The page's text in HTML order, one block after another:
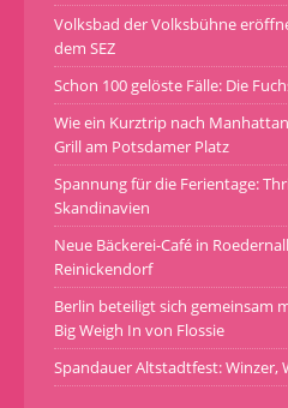
Volksbad der Volksbühne
dem SEZ
Schon 100 gelöste Fälle: Die
Wie ein Kurztrip nach
Grill am Potsdamer Platz
Spannung für die Ferientage:
Skandinavien
Neue Bäckerei-Café in
Reinickendorf
Berlin beteiligt sich gemeinsam
Big Weigh In von Flossie
Spandauer Altstadtfest: Winzer,